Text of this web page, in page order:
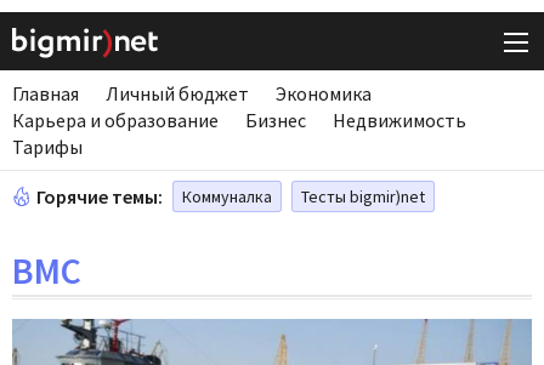
Главная Личный бюджет
Экономика
Карьера и образование
Бизнес
Недвижимость
Тарифы
Горячие темы: Коммуналка Тесты bigmir)net
ВМС